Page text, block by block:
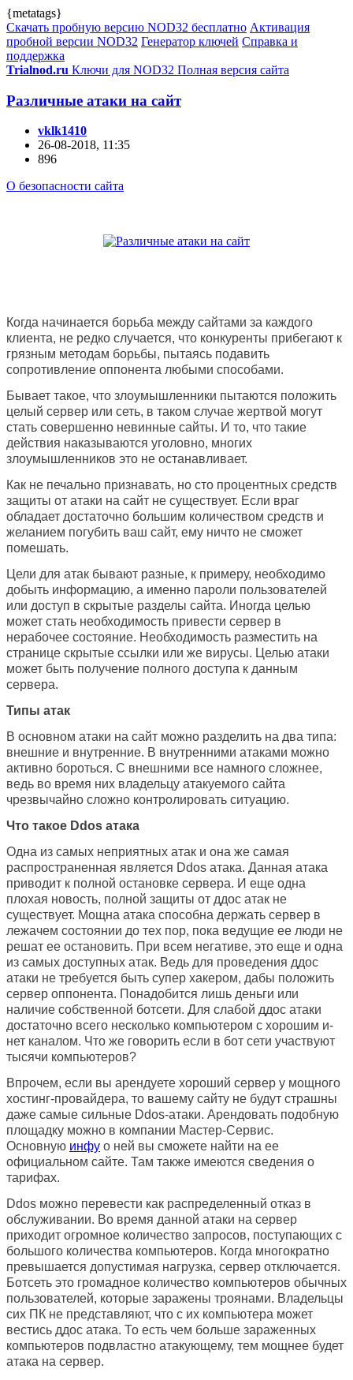
{metatags}
Скачать пробную версию NOD32 бесплатно Активация
пробной версии NOD32 Генератор ключей Справка и
поддержка
Trialnod.ru Ключи для NOD32 Полная версия сайта
Различные атаки на сайт
vklk1410
26-08-2018, 11:35
896
О безопасности сайта
Когда начинается борьба между сайтами за каждого
клиента, не редко случается, что конкуренты прибегают к
грязным методам борьбы, пытаясь подавить
сопротивление оппонента любыми способами.
Бывает такое, что злоумышленники пытаются положить
целый сервер или сеть, в таком случае жертвой могут
стать совершенно невинные сайты. И то, что такие
действия наказываются уголовно, многих
злоумышленников это не останавливает.
Как не печально признавать, но сто процентных средств
защиты от атаки на сайт не существует. Если враг
обладает достаточно большим количеством средств и
желанием погубить ваш сайт, ему ничто не сможет
помешать.
Цели для атак бывают разные, к примеру, необходимо
добыть информацию, а именно пароли пользователей
или доступ в скрытые разделы сайта. Иногда целью
может стать необходимость привести сервер в
нерабочее состояние. Необходимость разместить на
странице скрытые ссылки или же вирусы. Целью атаки
может быть получение полного доступа к данным
сервера.
Типы атак
В основном атаки на сайт можно разделить на два типа:
внешние и внутренние. В внутренними атаками можно
активно бороться. С внешними все намного сложнее,
ведь во время них владельцу атакуемого сайта
чрезвычайно сложно контролировать ситуацию.
Что такое Ddos атака
Одна из самых неприятных атак и она же самая
распространенная является Ddos атака. Данная атака
приводит к полной остановке сервера. И еще одна
плохая новость, полной защиты от ддос атак не
существует. Мощна атака способна держать сервер в
лежачем состоянии до тех пор, пока ведущие ее люди не
решат ее остановить. При всем негативе, это еще и одна
из самых доступных атак. Ведь для проведения ддос
атаки не требуется быть супер хакером, дабы положить
сервер оппонента. Понадобится лишь деньги или
наличие собственной ботсети. Для слабой ддос атаки
достаточно всего несколько компьютером с хорошим и-
нет каналом. Что же говорить если в бот сети участвуют
тысячи компьютеров?
Впрочем, если вы арендуете хороший сервер у мощного
хостинг-провайдера, то вашему сайту не будут страшны
даже самые сильные Ddos-атаки. Арендовать подобную
площадку можно в компании Мастер-Сервис.
Основную инфу о ней вы сможете найти на ее
официальном сайте. Там также имеются сведения о
тарифах.
Ddos можно перевести как распределенный отказ в
обслуживании. Во время данной атаки на сервер
приходит огромное количество запросов, поступающих с
большого количества компьютеров. Когда многократно
превышается допустимая нагрузка, сервер отключается.
Ботсеть это громадное количество компьютеров обычных
пользователей, которые заражены троянами. Владельцы
сих ПК не представляют, что с их компьютера может
вестись ддос атака. То есть чем больше зараженных
компьютеров подвластно атакующему, тем мощнее будет
атака на сервер.